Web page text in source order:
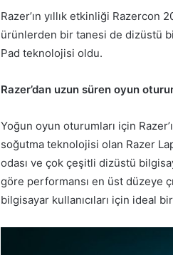
Razer’ın yıllık etkinliği
ürünlerden bir tanesi de dizüstü
Pad teknolojisi oldu.
Razer’dan uzun süren oyun
Yoğun oyun oturumları için
soğutma teknolojisi olan Razer
odası ve çok çeşitli dizüstü
göre performansı en üst düzeye
bilgisayar kullanıcıları için ideal